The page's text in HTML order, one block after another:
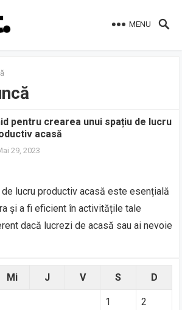
MENU
pentru crearea unui spațiu de lucru
acasă
29, 2023
de lucru productiv acasă este esențială
și a fi eficient în activitățile tale
dacă lucrezi de acasă sau ai nevoie
Mi J V S D
1 2